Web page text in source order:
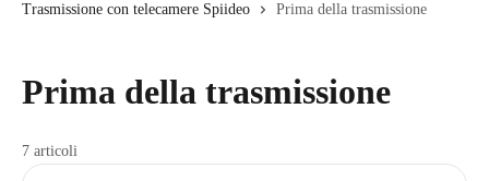
Trasmissione con telecamere Spiideo
Prima della trasmissione
Prima della trasmissione
7 articoli